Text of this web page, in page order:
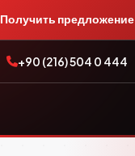
Получить предложение
+90 (216) 504 0 444